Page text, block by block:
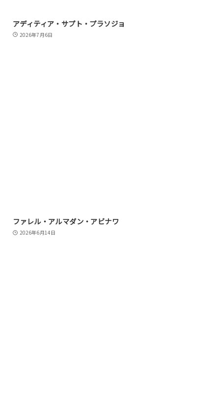
アディティア・サプト・プラソジョ
2026年7月6日
ファレル・アルマダン・アビナワ
2026年6月14日